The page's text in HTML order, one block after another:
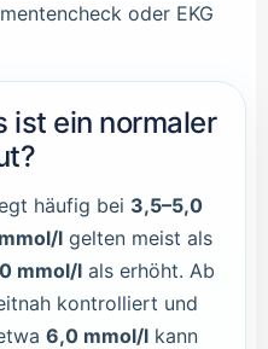
oder EKG
ist ein normaler
häufig bei 3,5–5,0
l gelten meist als
mmol/l als erhöht. Ab
kontrolliert und
6,0 mmol/l kann